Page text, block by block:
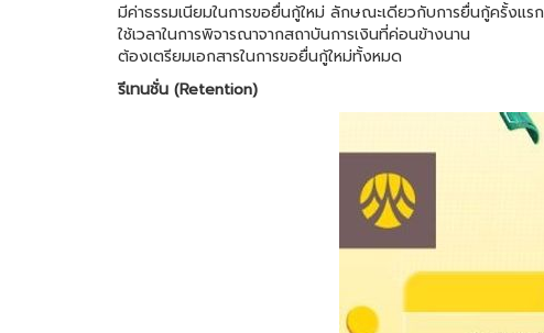
มีค่าธรรมเนียมในการขอยื่นกู้ใหม่ ลักษณะเดียวกับการยื่นกู้ครั้งแรก
ใช้เวลาในการพิจารณาจากสถาบันการเงินที่ค่อนข้างนาน
ต้องเตรียมเอกสารในการขอยื่นกู้ใหม่ทั้งหมด
รีเทนชั่น (Retention)